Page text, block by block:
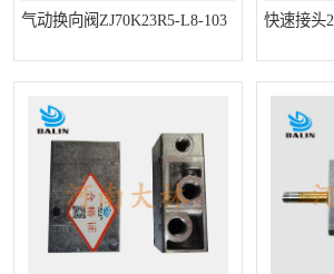
气动换向阀ZJ70K23R5-L8-103 快速接头